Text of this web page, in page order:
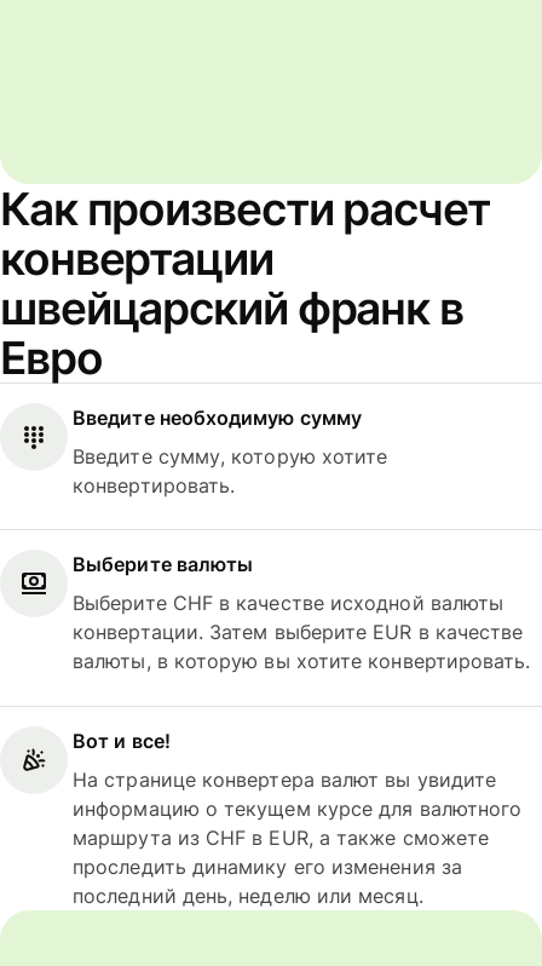
Как произвести расчет
конвертации
швейцарский франк в
Евро
Введите необходимую сумму
Введите сумму, которую хотите
конвертировать.
Выберите валюты
Выберите CHF в качестве исходной валюты
конвертации. Затем выберите EUR в качестве
валюты, в которую вы хотите конвертировать.
Вот и все!
На странице конвертера валют вы увидите
информацию о текущем курсе для валютного
маршрута из CHF в EUR, а также сможете
проследить динамику его изменения за
последний день, неделю или месяц.